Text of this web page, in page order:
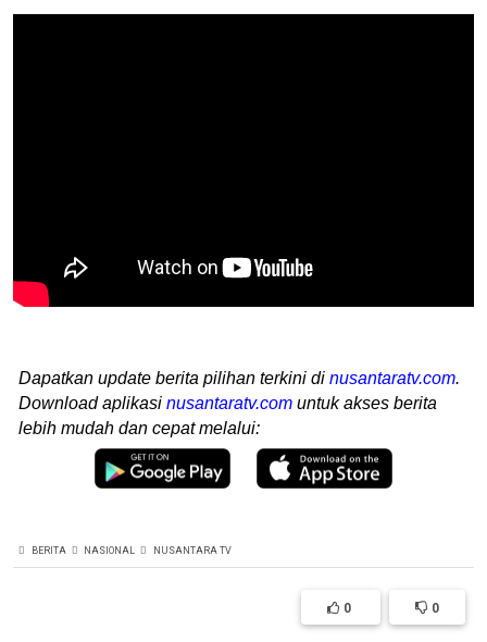
Dapatkan update berita pilihan terkini di nusantaratv.com.
Download aplikasi nusantaratv.com untuk akses berita
lebih mudah dan cepat melalui:
BERITA NASIONAL NUSANTARA TV
0 0